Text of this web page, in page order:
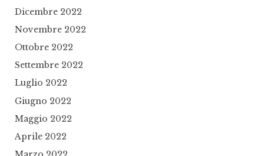
Dicembre 2022
Novembre 2022
Ottobre 2022
Settembre 2022
Luglio 2022
Giugno 2022
Maggio 2022
Aprile 2022